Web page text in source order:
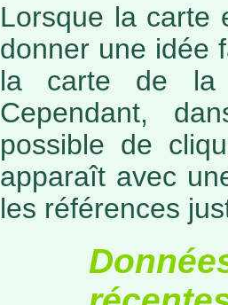
Lorsque la carte
donner une idée
la carte de la
Cependant,
possible de
apparaît avec
les références